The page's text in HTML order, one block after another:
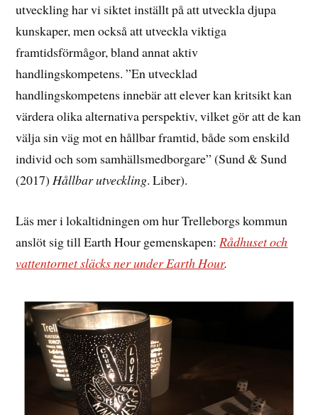
utveckling har vi siktet inställt på att utveckla djupa
kunskaper, men också att utveckla viktiga
framtidsförmågor, bland annat aktiv
handlingskompetens. ”En utvecklad
handlingskompetens innebär att elever kan kritsikt kan
värdera olika alternativa perspektiv, vilket gör att de kan
välja sin väg mot en hållbar framtid, både som enskild
individ och som samhällsmedborgare” (Sund & Sund
(2017)Hållbar utveckling. Liber).
Läs mer i lokaltidningen om hur Trelleborgs kommun
anslöt sig till Earth Hour gemenskapen:Rådhuset och
vattentornet släcks ner under Earth Hour.